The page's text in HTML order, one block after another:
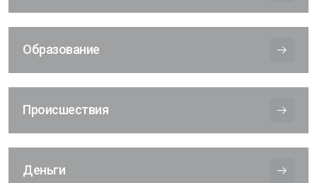
Образование
Происшествия
Деньги